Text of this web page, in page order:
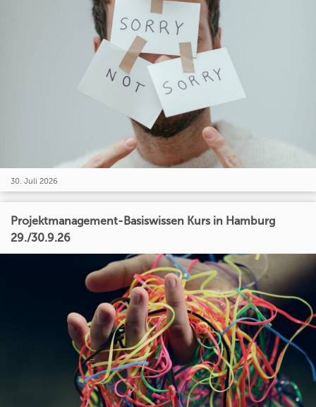
30. Juli 2026
Projektmanagement-Basiswissen Kurs in Hamburg
29./30.9.26